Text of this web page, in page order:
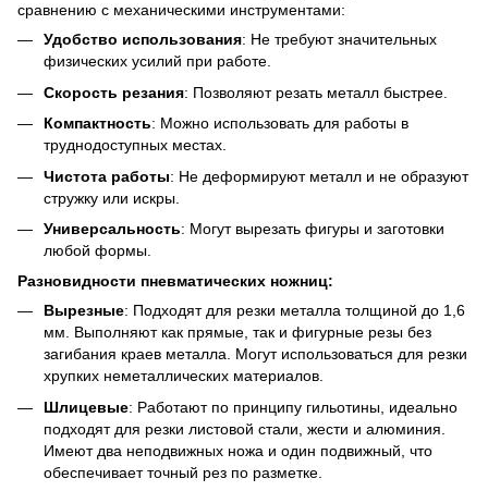
сравнению с механическими инструментами:
Удобство использования: Не требуют значительных
физических усилий при работе.
Скорость резания: Позволяют резать металл быстрее.
Компактность: Можно использовать для работы в
труднодоступных местах.
Чистота работы: Не деформируют металл и не образуют
стружку или искры.
Универсальность: Могут вырезать фигуры и заготовки
любой формы.
Разновидности пневматических ножниц:
Вырезные: Подходят для резки металла толщиной до 1,6
мм. Выполняют как прямые, так и фигурные резы без
загибания краев металла. Могут использоваться для резки
хрупких неметаллических материалов.
Шлицевые: Работают по принципу гильотины, идеально
подходят для резки листовой стали, жести и алюминия.
Имеют два неподвижных ножа и один подвижный, что
обеспечивает точный рез по разметке.